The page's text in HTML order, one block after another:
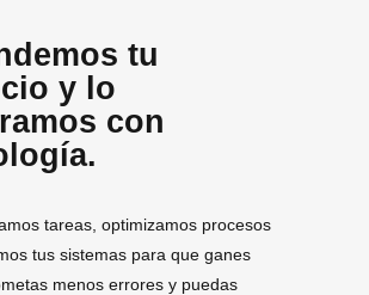
tu
y lo
con
tareas, optimizamos procesos
tus sistemas para que ganes
menos errores y puedas